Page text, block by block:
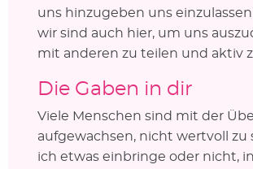
uns hinzugeben uns
wir sind auch hier, um uns
mit anderen zu teilen und aktiv
Die Gaben in dir
Viele Menschen sind mit der
aufgewachsen, nicht wertvoll zu
ich etwas einbringe oder nicht,